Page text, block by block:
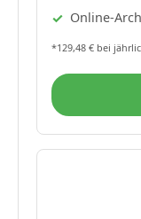
Online-
*129,48 € bei